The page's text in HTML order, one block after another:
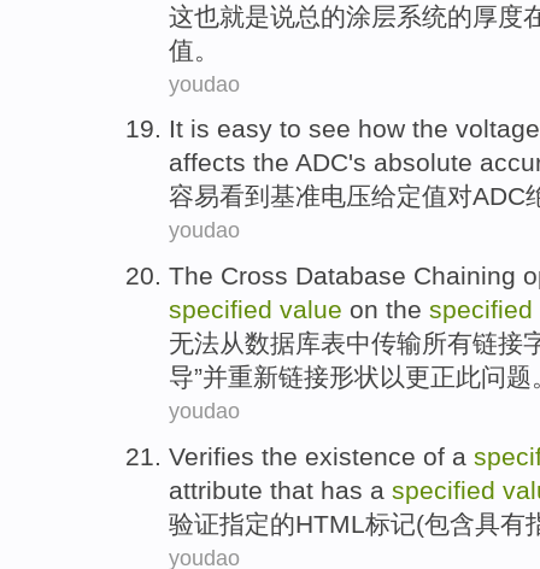
这也就是说总的涂层系统的厚度
值 。
youdao
It is easy to see how the voltage
affects the ADC's absolute
容易看到 基准电压给定值对ADC
youdao
The Cross Database Chaining
specified value on the specified
无法从数据库表中传输所有链接
导”并重新链接形状以更正此问题
youdao
Verifies the existence of a
attribute that has a specified
验证指定的HTML标记(包含具有
youdao